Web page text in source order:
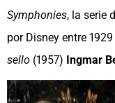
Symphonies, la serie
por Disney entre
sello (1957) Ingmar